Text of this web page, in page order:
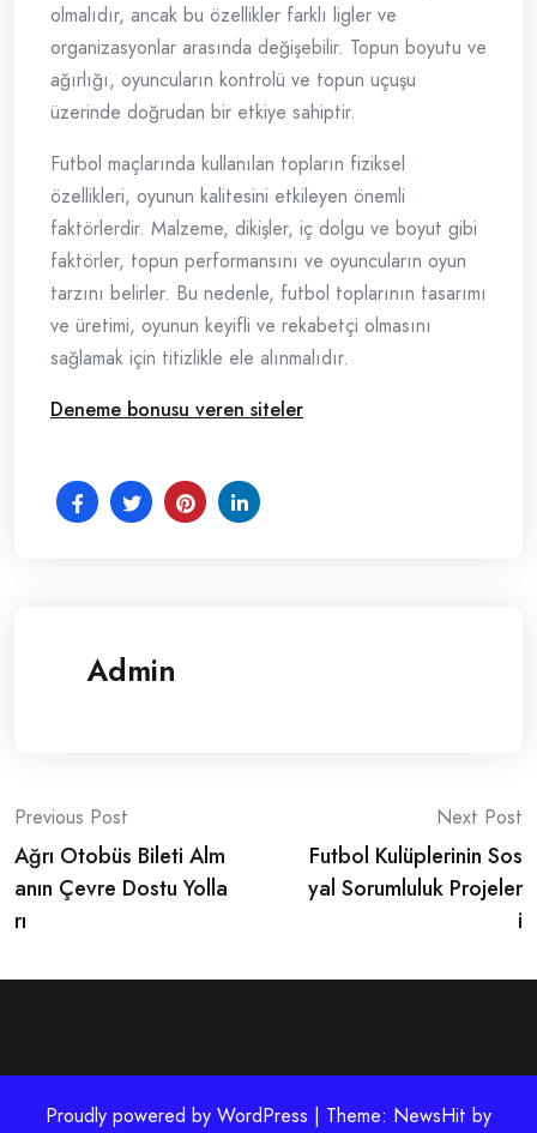
olmalıdır, ancak bu özellikler farklı ligler ve
organizasyonlar arasında değişebilir. Topun boyutu ve
ağırlığı, oyuncuların kontrolü ve topun uçuşu
üzerinde doğrudan bir etkiye sahiptir.
Futbol maçlarında kullanılan topların fiziksel
özellikleri, oyunun kalitesini etkileyen önemli
faktörlerdir. Malzeme, dikişler, iç dolgu ve boyut gibi
faktörler, topun performansını ve oyuncuların oyun
tarzını belirler. Bu nedenle, futbol toplarının tasarımı
ve üretimi, oyunun keyifli ve rekabetçi olmasını
sağlamak için titizlikle ele alınmalıdır.
Deneme bonusu veren siteler
Admin
Post
navigation
Previous Post
Ağrı Otobüs Bileti Alm
anın Çevre Dostu Yolla
rı
Next Post
Futbol Kulüplerinin Sos
yal Sorumluluk Projeler
i
Proudly powered by WordPress | Theme: NewsHit by